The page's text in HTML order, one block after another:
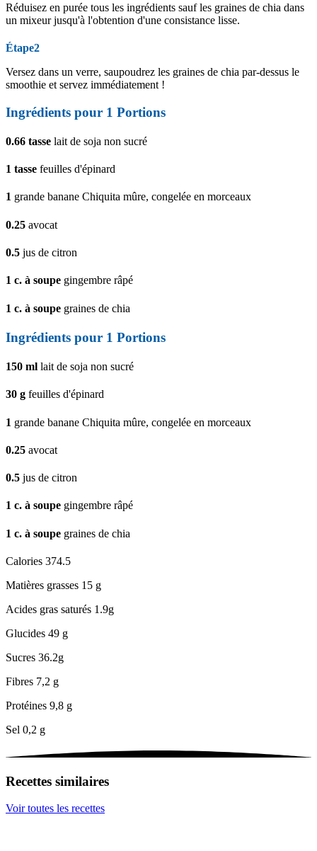
Réduisez en purée tous les ingrédients sauf les graines de chia dans
un mixeur jusqu'à l'obtention d'une consistance lisse.
Étape2
Versez dans un verre, saupoudrez les graines de chia par-dessus le
smoothie et servez immédiatement !
Ingrédients pour 1 Portions
0.66 tasse lait de soja non sucré
1 tasse feuilles d'épinard
1 grande banane Chiquita mûre, congelée en morceaux
0.25 avocat
0.5 jus de citron
1 c. à soupe gingembre râpé
1 c. à soupe graines de chia
Ingrédients pour 1 Portions
150 ml lait de soja non sucré
30 g feuilles d'épinard
1 grande banane Chiquita mûre, congelée en morceaux
0.25 avocat
0.5 jus de citron
1 c. à soupe gingembre râpé
1 c. à soupe graines de chia
Calories 374.5
Matières grasses 15 g
Acides gras saturés 1.9g
Glucides 49 g
Sucres 36.2g
Fibres 7,2 g
Protéines 9,8 g
Sel 0,2 g
Recettes similaires
Voir toutes les recettes